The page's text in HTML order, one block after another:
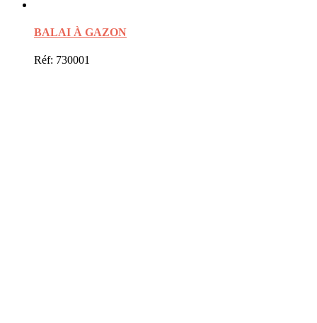
BALAI À GAZON
Réf: 730001